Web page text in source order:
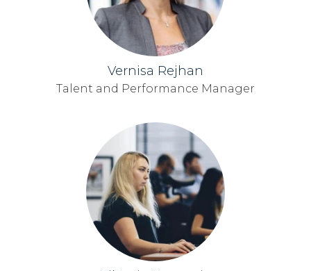
Vernisa Rejhan
Talent and Performance Manager